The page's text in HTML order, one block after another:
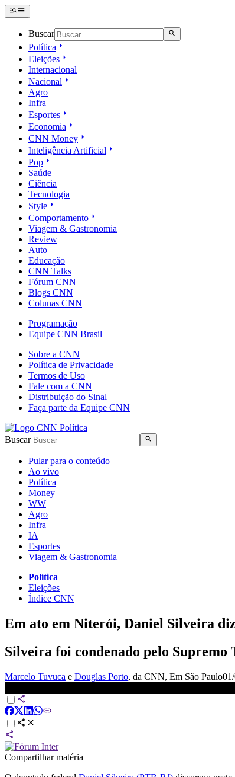
Buscar
Política
Eleições
Internacional
Nacional
Agro
Infra
Esportes
Economia
CNN Money
Inteligência Artificial
Pop
Saúde
Ciência
Tecnologia
Style
Comportamento
Viagem & Gastronomia
Review
Auto
Educação
CNN Talks
Fórum CNN
Blogs CNN
Colunas CNN
Programação
Equipe CNN Brasil
Sobre a CNN
Política de Privacidade
Termos de Uso
Fale com a CNN
Distribuição do Sinal
Faça parte da Equipe CNN
Buscar
Pular para o conteúdo
Ao vivo
Política
Money
WW
Agro
Infra
IA
Esportes
Viagem & Gastronomia
Política
Eleições
Índice CNN
Em ato em Niterói, Daniel Silveira
Silveira foi condenado pelo
Marcelo Tuvuca e Douglas Porto, da CNN, Em São Paulo
Compartilhar matéria